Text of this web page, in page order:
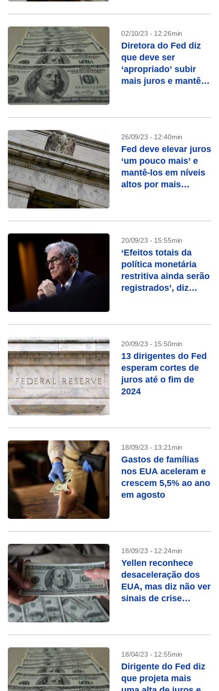
02/10/23 - 12:26min
Diretora do Fed diz
que deve ser
‘apropriado’ subir
mais juros e mantê-
26/09/23 - 12:40min
Fed deve elevar juros
‘um pouco mais’ e
mantê-los em níveis
altos por mais
20/09/23 - 15:55min
‘Efeitos totais da
política monetária
restritiva ainda serão
registrados’, diz
20/09/23 - 15:50min
13 dirigentes do Fed
esperam cortes de
juros até o fim de
2024
18/09/23 - 13:21min
Gastos de famílias
nos EUA aceleram e
crescem 5,5% ao ano
em agosto
18/09/23 - 12:24min
Yellen reconhece
desaceleração dos
EUA, mas diz não ver
sinais de crise
18/04/23 - 12:55min
Dirigente do Fed diz
que projeta mais